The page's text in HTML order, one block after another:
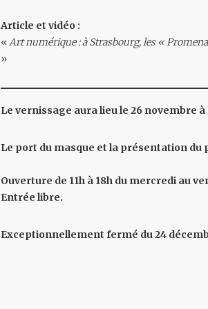
Article et vidéo :
« Art numérique : à Strasbourg, les «
»
Le vernissage aura lieu le 26 novembre à
Le port du masque et la présentation
Ouverture de 11h à 18h du mercredi au
Entrée libre.
Exceptionnellement fermé du 24